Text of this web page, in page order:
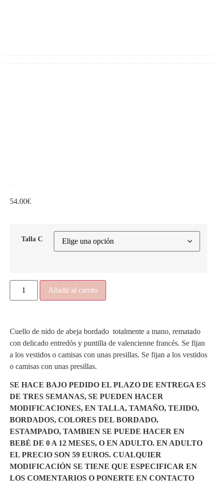
54.00€
Talla C
Añadir al carrito
Cuello de nido de abeja bordado totalmente a mano, rematado
con delicado entredós y puntilla de valencienne francés. Se fijan
a los vestidos o camisas con unas presillas. Se fijan a los vestidos
o camisas con unas presillas.
SE HACE BAJO PEDIDO EL PLAZO DE ENTREGA ES
DE TRES SEMANAS, SE PUEDEN HACER
MODIFICACIONES, EN TALLA, TAMAÑO, TEJIDO,
BORDADOS, COLORES DEL BORDADO,
ESTAMPADO, TAMBIEN SE PUEDE HACER EN
BEBÉ DE 0 A 12 MESES, O EN ADULTO. EN ADULTO
EL PRECIO SON 59 EUROS. CUALQUIER
MODIFICACIÓN SE TIENE QUE ESPECIFICAR EN
LOS COMENTARIOS O PONERTE EN CONTACTO